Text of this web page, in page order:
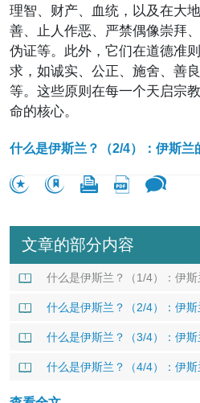
理智、财产、血统，以及在大
善、止人作恶、严禁偶像崇拜
伪证等。此外，它们在道德准
求，如诚实、公正、施舍、善
等。这些原则在每一个天启宗
命的核心。
什么是伊斯兰？（2/4）：伊斯兰
文章的部分内容
什么是伊斯兰？（1/4）：伊
什么是伊斯兰？（2/4）：伊
什么是伊斯兰？（3/4）：伊
什么是伊斯兰？（4/4）：伊